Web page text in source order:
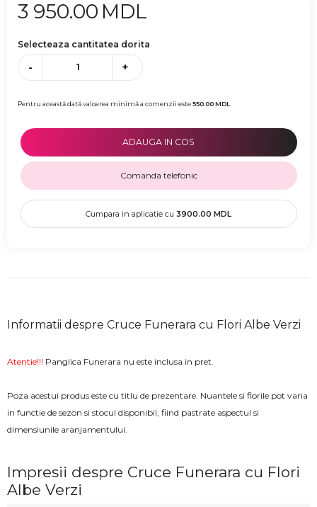
3 950.00 MDL
Selecteaza cantitatea dorita
- +
Pentru această dată valoarea minimă a comenzii este550.00MDL
ADAUGA IN COS
Comanda telefonic
Cumpara in aplicatie cu 3900.00 MDL
Informatii despre Cruce Funerara cu Flori Albe Verzi
Atentie!!! Panglica Funerara nu este inclusa in pret.
Poza acestui produs este cu titlu de prezentare. Nuantele si florile pot varia
in functie de sezon si stocul disponibil, fiind pastrate aspectul si
dimensiunile aranjamentului.
Impresii despre Cruce Funerara cu Flori
Albe Verzi